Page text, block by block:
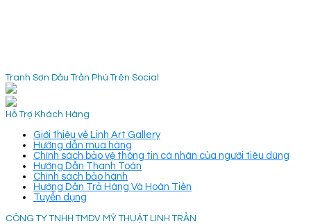
Tranh Sơn Dầu Trần Phú Trên Social
Hỗ Trợ Khách Hàng
Giới thiệu về Linh Art Gallery
Hướng dẫn mua hàng
Chính sách bảo vệ thông tin cá nhân của người tiêu dùng
Hướng Dẫn Thanh Toán
Chính sách bảo hành
Hướng Dẫn Trả Hàng Và Hoàn Tiền
Tuyển dụng
CÔNG TY TNHH TMDV MỸ THUẬT LINH TRẦN